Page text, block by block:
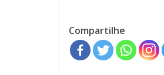
Compartilhe